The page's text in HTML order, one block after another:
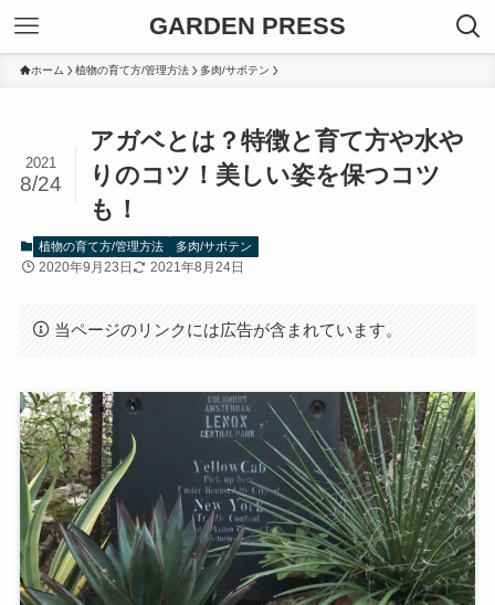
GARDEN PRESS
ホーム 植物の育て方/管理方法 多肉/サボテン
アガベとは？特徴と育て方や水や
りのコツ！美しい姿を保つコツ
も！
2021
8/24
植物の育て方/管理方法 多肉/サボテン
2020年9月23日 2021年8月24日
当ページのリンクには広告が含まれています。